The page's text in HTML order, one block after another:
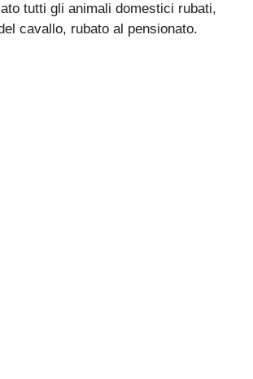
tutti gli animali domestici rubati,
cavallo, rubato al pensionato.